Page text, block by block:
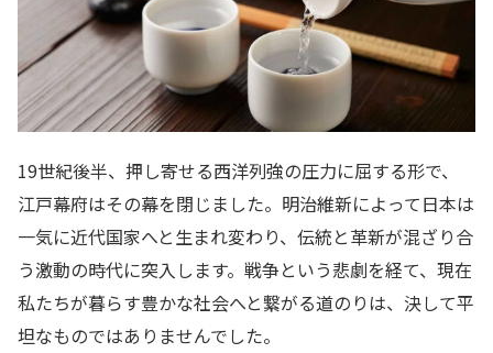
19世紀後半、押し寄せる西洋列強の圧力に屈する形で、
江戸幕府はその幕を閉じました。明治維新によって日本は
一気に近代国家へと生まれ変わり、伝統と革新が混ざり合
う激動の時代に突入します。戦争という悲劇を経て、現在
私たちが暮らす豊かな社会へと繋がる道のりは、決して平
坦なものではありませんでした。